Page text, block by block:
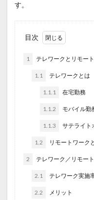
す。
目次
1 テレワークとリモー
1.1 テレワークとは
1.1.1 在宅勤務
1.1.2 モバイル勤
1.1.3 サテライト
1.2 リモートワーク
2 テレワーク／リモー
2.1 テレワーク実施
2.2 メリット